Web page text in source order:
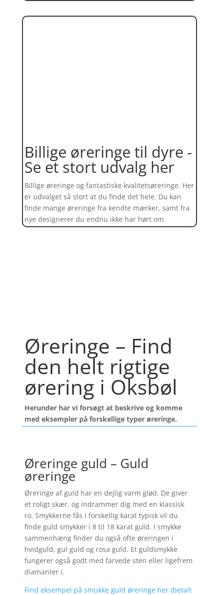
Billige øreringe til dyre -
Se et stort udvalg her
Billige øreringe og fantastiske kvalitetsøreringe. Her
er udvalget så stort at du finde det hele. Du kan
finde mange øreringe fra kendte mærker, samt fra
nye designerer du endnu ikke har hørt om.
Øreringe – Find
den helt rigtige
ørering i Oksbøl
Herunder har vi forsøgt at beskrive og komme
med eksempler på forskellige typer øreringe.
Øreringe guld – Guld
øreringe
Øreringe af guld har en dejlig varm glød. De giver
et roligt skær, og indrammer dig med en klassisk
ro. Smykkerne fås i forskellig karat typisk vil du
finde guld smykker i 8 til 18 karat guld. I smykke
sammenhæng finder du også ofte øreringen i
hvidguld, gul guld og rosa guld. Et guldsmykke
fungerer også godt med farvede sten eller ligefrem
diamanter i.
Find eksempel på smukke guld øreringe her (betalt